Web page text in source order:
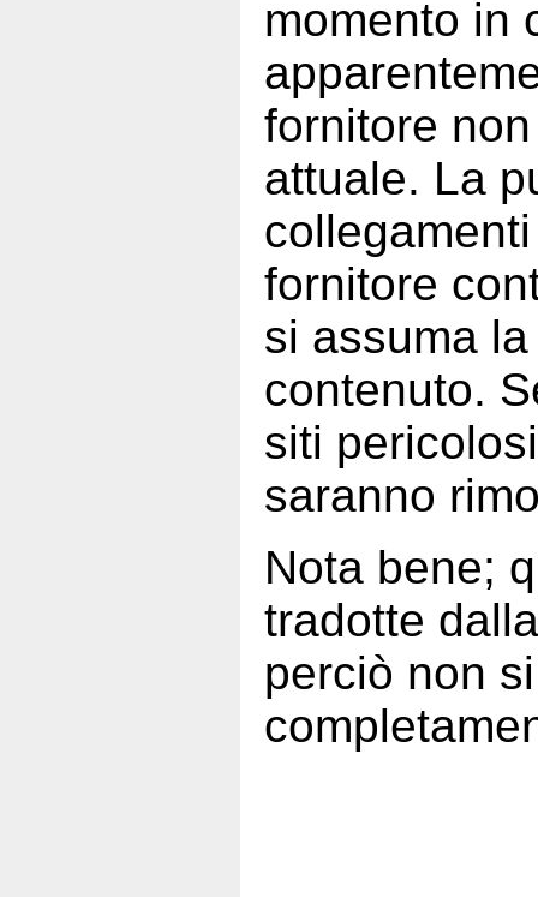
momento in
fornitore
attuale. La
fornitore
si assuma
contenuto.
siti
saranno
Nota bene;
tradotte
perciò non